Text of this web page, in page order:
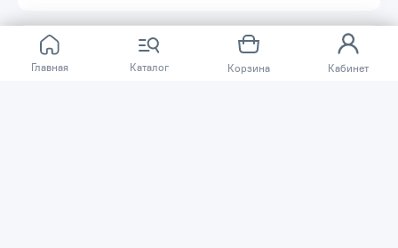
Главная Каталог Корзина Кабинет